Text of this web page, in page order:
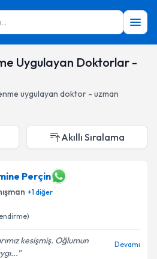
Uygulayan Doktorlar -
uygulayan doktor - uzman
Akıllı Sıralama
Perçin
+1diğer
kesişmiş. Oğlumun
Devamı